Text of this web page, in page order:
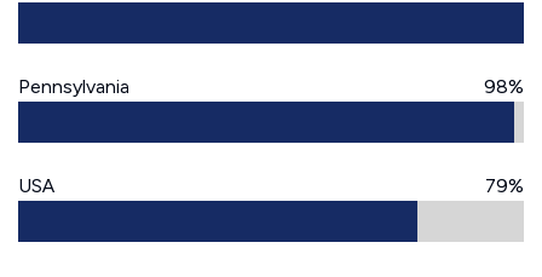
Pennsylvania 98%
USA 79%